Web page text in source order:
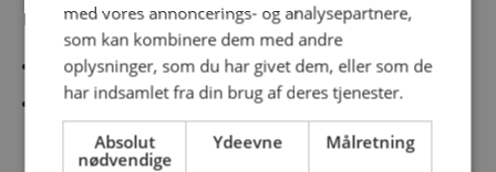
Information
Cookiepolitk
Persondatapolitik
© Dansk Cater A/S - All rights reserved
med vores annoncerings- og analysepartnere,
som kan kombinere dem med andre
oplysninger, som du har givet dem, eller som de
har indsamlet fra din brug af deres tjenester.
Absolut
nødvendige
Ydeevne Målretning